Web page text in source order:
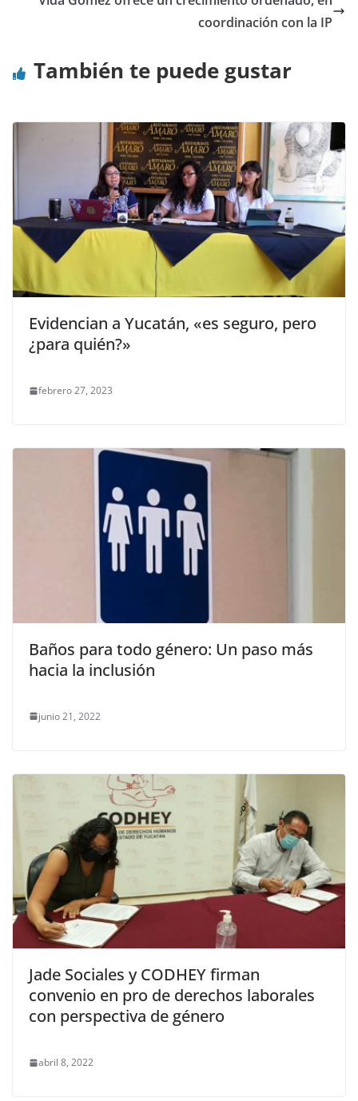
coordinación con la IP
También te puede gustar
Evidencian a Yucatán, «es seguro, pero
¿para quién?»
febrero 27, 2023
Baños para todo género: Un paso más
hacia la inclusión
junio 21, 2022
Jade Sociales y CODHEY firman
convenio en pro de derechos laborales
con perspectiva de género
abril 8, 2022